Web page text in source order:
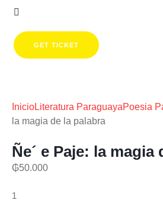
GET TICKET
InicioLiteratura ParaguayaPoesia
la magia de la palabra
Ñe´ e Paje: la magia
₲50.000
Ñe